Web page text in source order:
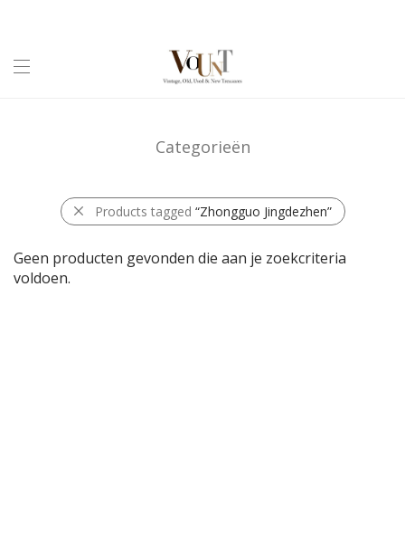
Categorieën
Products tagged “Zhongguo Jingdezhen”
Geen producten gevonden die aan je zoekcriteria
voldoen.